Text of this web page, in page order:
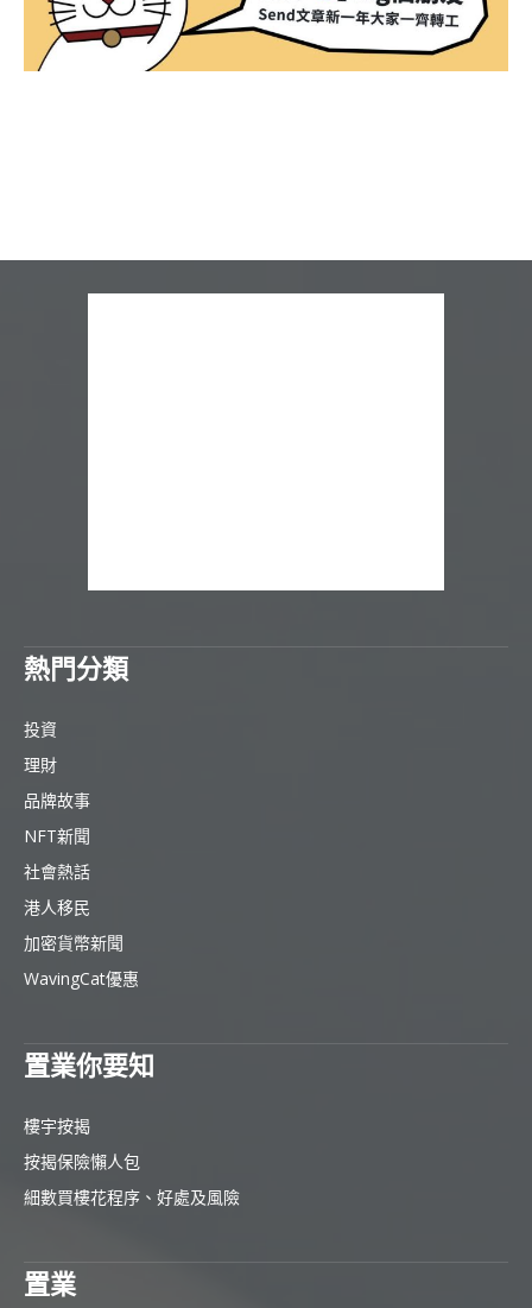
熱門分類
投資
理財
品牌故事
NFT新聞
社會熱話
港人移民
加密貨幣新聞
WavingCat優惠
置業你要知
樓宇按揭
按揭保險懶人包
細數買樓花程序、好處及風險
置業